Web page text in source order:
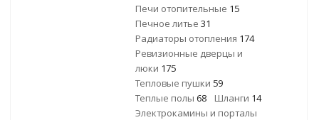
Печи отопительные 15
Печное литье 31
Радиаторы отопления 174
Ревизионные дверцы и
люки 175
Тепловые пушки 59
Теплые полы 68 Шланги 14
Электрокамины и порталы